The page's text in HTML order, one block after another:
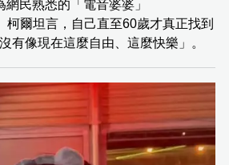
民熟悉的「電音婆婆」
柯爾坦言，自己直至60歲才真正找到
有像現在這麼自由、這麼快樂」。